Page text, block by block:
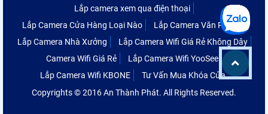
Lắp camera xem qua điện thoại
Lắp Camera Cửa Hàng Loại Nào
Lắp Camera Văn Phòng
Lắp Camera Nhà Xưởng
Lắp Camera Wifi Giá Rẻ Không Dây
Camera Wifi Giá Rẻ
Lắp Camera Wifi YooSee
Lắp Camera Wifi KBONE
Tư Vấn Mua Khóa Cửa
Copyrights © 2016 An Thành Phát. All Rights Reserved.